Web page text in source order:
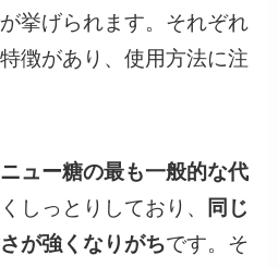
が挙げられます。それぞれ
徴があり、使用方法に注
ュー糖の最も一般的な代
しっとりしており、
同じ
が強くなりがちです。そ